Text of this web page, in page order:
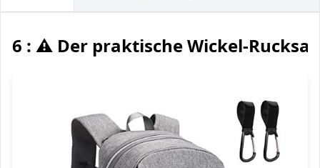
6 : ⚠️ Der praktische Wickel-